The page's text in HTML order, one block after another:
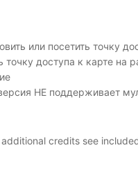
или посетить точку
доступа к карте на
НЕ поддерживает
credits see